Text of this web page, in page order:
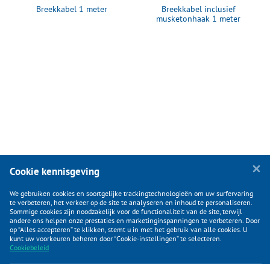
Breekkabel 1 meter
Breekkabel inclusief
musketonhaak 1 meter
KLANTENSERVICE
CATEGORIEËN
Cookie kennisgeving
We gebruiken cookies en soortgelijke trackingtechnologieën om uw surfervaring
te verbeteren, het verkeer op de site te analyseren en inhoud te personaliseren.
Sommige cookies zijn noodzakelijk voor de functionaliteit van de site, terwijl
andere ons helpen onze prestaties en marketinginspanningen te verbeteren. Door
op “Alles accepteren” te klikken, stemt u in met het gebruik van alle cookies. U
kunt uw voorkeuren beheren door “Cookie-instellingen” te selecteren.
Cookiebeleid